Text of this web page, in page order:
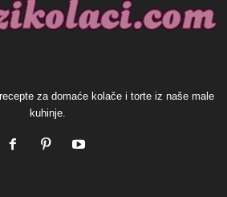
za domaće kolače i torte iz naše male
kuhinje.